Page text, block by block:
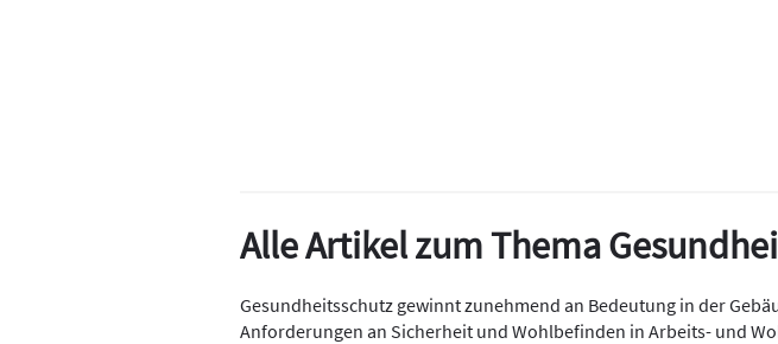
Alle Artikel zum Thema
Gesundheitsschutz gewinnt zunehmend an Bedeutung in der
Anforderungen an Sicherheit und Wohlbefinden in Arbeits- und